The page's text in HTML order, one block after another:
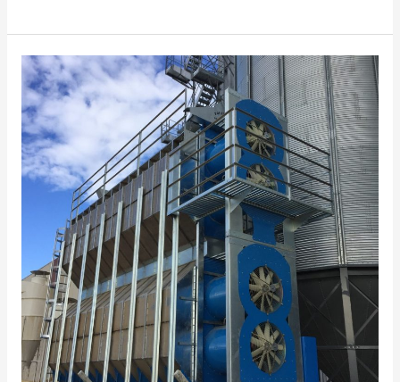
USCĂTOARE
DE
CEREALE
PGD-
4413